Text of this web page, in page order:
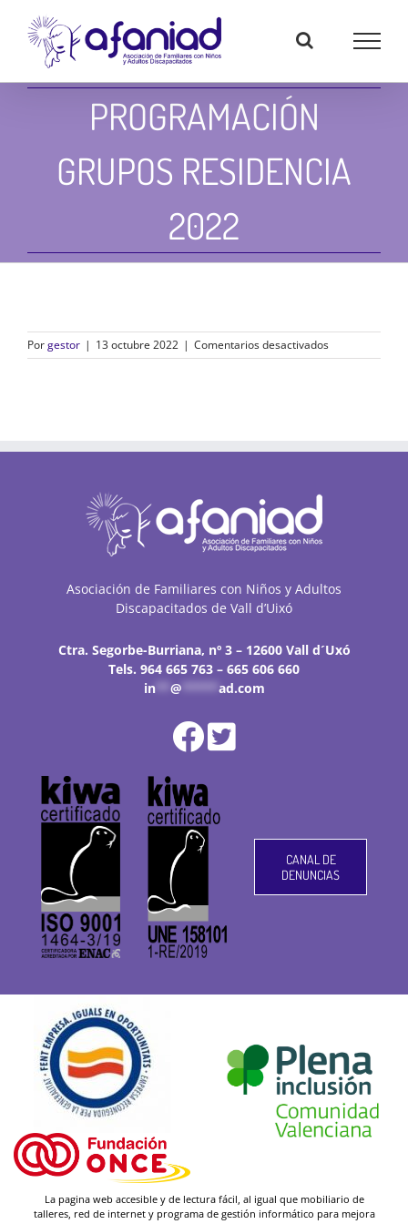
content
PROGRAMACIÓN
GRUPOS RESIDENCIA
2022
Porgestor | 13 octubre 2022 | Comentarios desactivadosen
Programación
Asociación de Familiares con Niños y Adultos
Discapacitados de Vall d’Uixó
Ctra. Segorbe-Burriana, nº 3 – 12600 Vall d´Uxó
Tels. 964 665 763 – 665 606 660
in** @ ad.com
CANAL DE
DENUNCIAS
La pagina web accesible y de lectura fácil, al igual que mobiliario de
talleres, red de internet y programa de gestión informático para mejora